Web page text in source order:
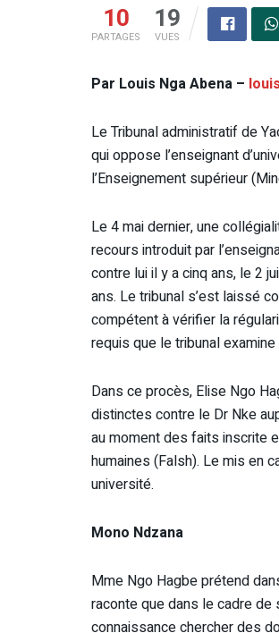
10
PARTAGES
19
VUES
Par Louis Nga Abena –
Le Tribunal administratif de
qui oppose l’enseignant
l’Enseignement supérieur
Le 4 mai dernier, une
recours introduit par
contre lui il y a cinq ans, le 2
ans. Le tribunal s’est laissé
compétent à vérifier la
requis que le tribunal
Dans ce procès, Elise Ngo
distinctes contre le Dr Nke
au moment des faits inscrite
humaines (Falsh). Le mis en
université.
Mono Ndzana
Mme Ngo Hagbe prétend
raconte que dans le cadre de
connaissance chercher des